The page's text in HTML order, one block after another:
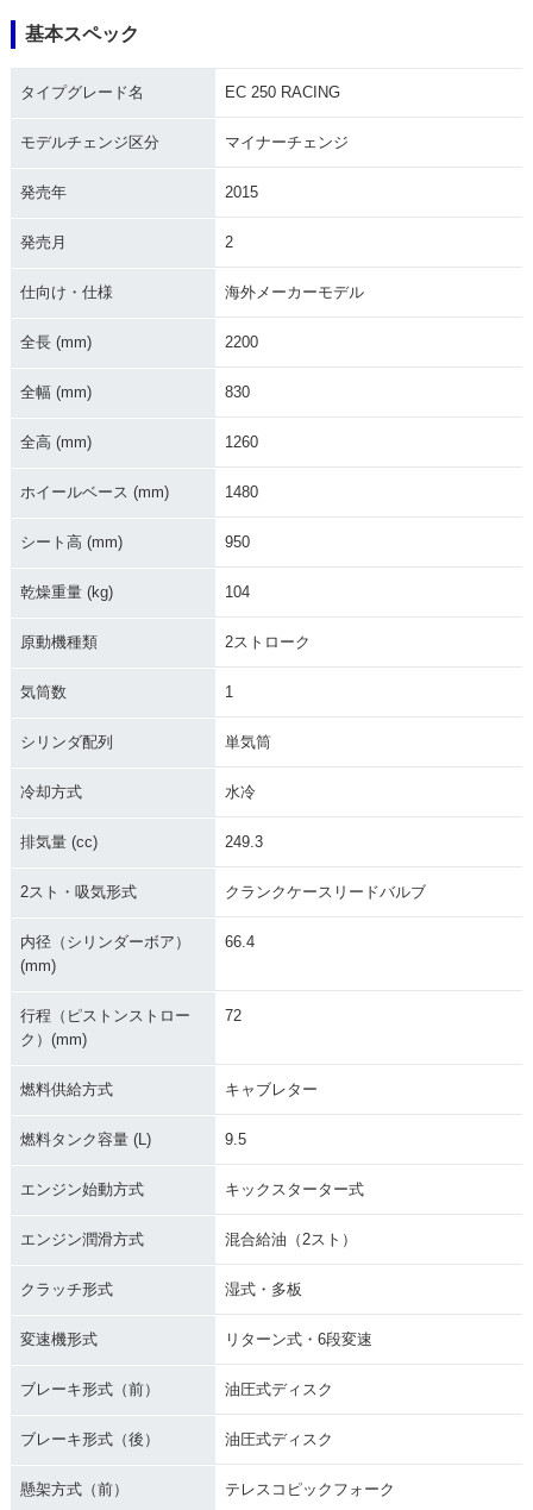
基本スペック
タイプグレード名 EC 250 RACING
モデルチェンジ区分 マイナーチェンジ
発売年 2015
発売月 2
仕向け・仕様 海外メーカーモデル
全長 (mm) 2200
全幅 (mm) 830
全高 (mm) 1260
ホイールベース (mm) 1480
シート高 (mm) 950
乾燥重量 (kg) 104
原動機種類 2ストローク
気筒数 1
シリンダ配列 単気筒
冷却方式 水冷
排気量 (cc) 249.3
2スト・吸気形式 クランクケースリードバルブ
内径（シリンダーボア）
(mm)
66.4
行程（ピストンストロー
ク）(mm)
72
燃料供給方式 キャブレター
燃料タンク容量 (L) 9.5
エンジン始動方式 キックスターター式
エンジン潤滑方式 混合給油（2スト）
クラッチ形式 湿式・多板
変速機形式 リターン式・6段変速
ブレーキ形式（前） 油圧式ディスク
ブレーキ形式（後） 油圧式ディスク
懸架方式（前） テレスコピックフォーク